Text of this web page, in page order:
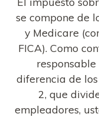
se compone de
y Medicare
FICA). Como
diferencia de
2, que
empleadores,